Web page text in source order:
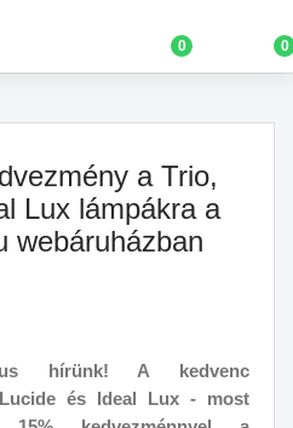
0 0
a Trio,
Lux lámpákra a
webáruházban
hírünk! A kedvenc
és Ideal Lux - most